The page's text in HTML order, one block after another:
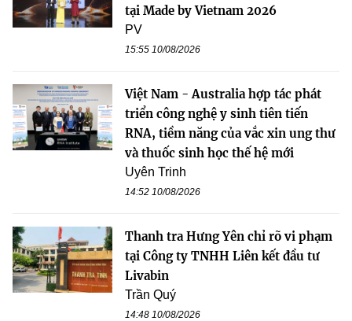
tại Made by Vietnam 2026
PV
15:55 10/08/2026
Việt Nam - Australia hợp tác phát
triển công nghệ y sinh tiên tiến
RNA, tiềm năng của vắc xin ung thư
và thuốc sinh học thế hệ mới
Uyên Trinh
14:52 10/08/2026
Thanh tra Hưng Yên chỉ rõ vi phạm
tại Công ty TNHH Liên kết đầu tư
Livabin
Trần Quý
14:48 10/08/2026